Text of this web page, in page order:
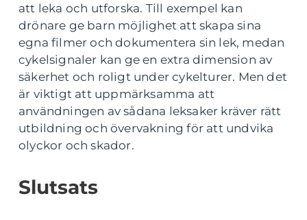
att leka och utforska. Till exempel kan
drönare ge barn möjlighet att skapa sina
egna filmer och dokumentera sin lek, medan
cykelsignaler kan ge en extra dimension av
säkerhet och roligt under cykelturer. Men det
är viktigt att uppmärksamma att
användningen av sådana leksaker kräver rätt
utbildning och övervakning för att undvika
olyckor och skador.
Slutsats